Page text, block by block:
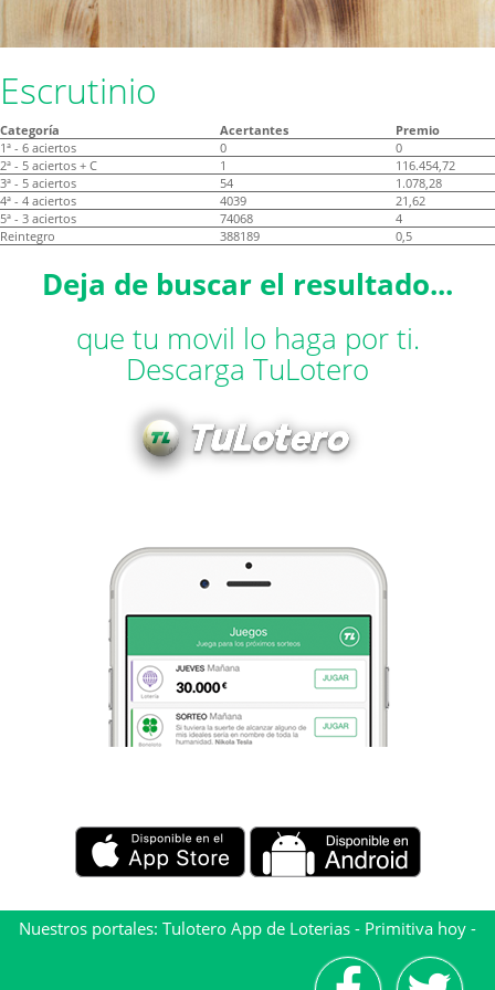
Escrutinio
Categoría Acertantes
Premio
1ª - 6 aciertos
0
0
2ª - 5 aciertos + C
1
116.454,72
3ª - 5 aciertos
54
1.078,28
4ª - 4 aciertos
4039
21,62
5ª - 3 aciertos
74068
4
Reintegro
388189 0,5
Deja de buscar el resultado...
que tu movil lo haga por ti.
Descarga TuLotero
Nuestros portales: Tulotero App de Loterias - Primitiva hoy -